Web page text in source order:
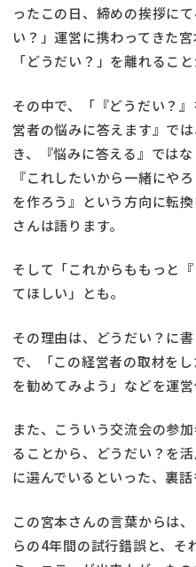
ったこの日、締めの挨拶に
い？」運営に携わってきた
「どうだい？」を離れるこ
その中で、「『どうだい？
営者の悩みに答えます』で
き、『悩みに答える』では
『これしたいから一緒にや
を作ろう』という方向に転
さんは語ります。
そして「これからももっと
てほしい」とも。
その理由は、どうだい？に
で、「この経営者の取材を
を勧めてみよう」などを運
また、こういう交流会の参
ることから、どうだい？を
に選んでいるといった、裏話
この宮本さんの言葉からは
らの4年間の試行錯誤と、そ